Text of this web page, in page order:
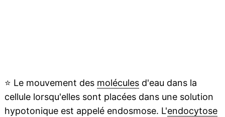
⭐ Le mouvement des moléculesd'eau dans la
cellule lorsqu'elles sont placées dans une solution
hypotonique est appelé endosmose. L'endocytose